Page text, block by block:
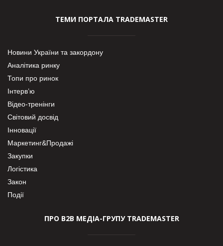
ТЕМИ ПОРТАЛА TRADEMASTER
Новини України та закордону
Аналітика ринку
Топи про ринок
Інтерв’ю
Відео-тренінги
Світовий досвід
Інновації
Маркетинг&Продажі
Закупки
Логістика
Закон
Події
ПРО В2В МЕДІА-ГРУПУ TRADEMASTER